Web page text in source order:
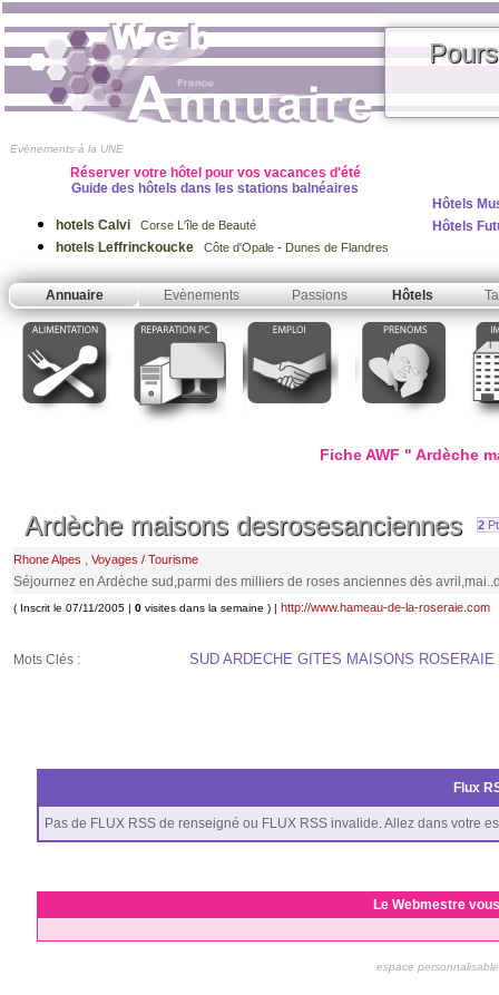
Evènements à la UNE
Réserver votre hôtel pour vos vacances d'été
Guide des hôtels dans les stations balnéaires
hotels Calvi Corse L'île de Beauté
hotels Leffrinckoucke Côte d'Opale - Dunes de Flandres
Hôtels
Hôtels
Annuaire Evènements Passions Hôtels
Fiche AWF " Ardèche
Ardèche maisons desrosesanciennes 2
Rhone Alpes , Voyages / Tourisme
Séjournez en Ardèche sud,parmi des milliers de roses anciennes dès
( Inscrit le 07/11/2005 | 0 visites dans la semaine ) | http://www.hameau-de-la-roseraie.com
Mots Clés : SUD ARDECHE GITES MAISONS ROSERAIE
Flux
Pas de FLUX RSS de renseigné ou FLUX RSS invalide. Allez dans votre
Le Webmestre
espace